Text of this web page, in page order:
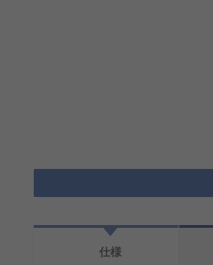
仕様